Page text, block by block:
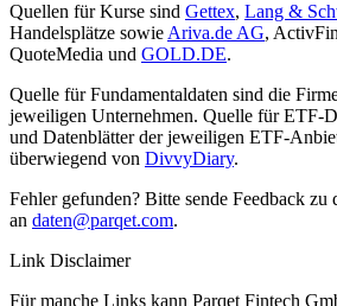
Quellen für Kurse sind Gettex, Lang &
Handelsplätze sowie Ariva.de AG,
QuoteMedia und GOLD.DE.
Quelle für Fundamentaldaten sind die
jeweiligen Unternehmen. Quelle für ETF-
und Datenblätter der jeweiligen ETF-
überwiegend von DivvyDiary.
Fehler gefunden? Bitte sende Feedback zu
an daten@parqet.com.
Link Disclaimer
Für manche Links kann Parqet Fintech